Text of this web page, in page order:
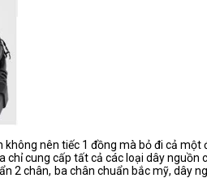
nên tiếc 1 đồng mà bỏ đi cả một
chỉ cung cấp tất cả các loại dây nguồn
2 chân, ba chân chuẩn bắc mỹ, dây